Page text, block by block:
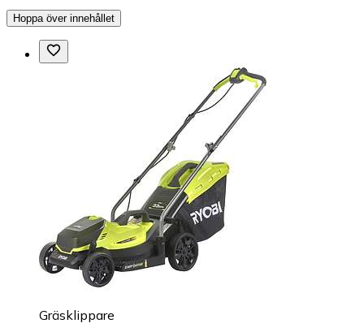
Hoppa över innehållet
Gräsklippare